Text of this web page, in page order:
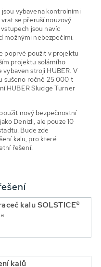
vybavena kontrolními
se přeruší nouzový
jsou navíc
možnými nebezpečími.
poprvé použit v projektu
projektu solárního
stroji HUBER. V
sušeno ročně 25 000 t
HUBER Sludge Turner
nový bezpečnostní
Denizli, ale pouze 10
Bude zde
kalu, pro které
řešení.
kalu SOLSTICE®
kalů